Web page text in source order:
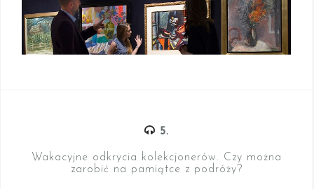
5.
Wakacyjne odkrycia kolekcjonerów. Czy można
zarobić na pamiątce z podróży?